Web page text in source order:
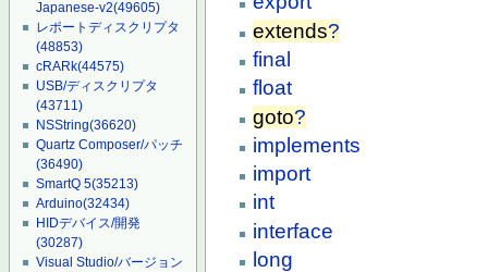
Japanese-v2(49605)
レポートディスクリプタ
(48853)
cRARk(44575)
USB/ディスクリプタ
(43711)
NSString(36620)
Quartz Composer/パッチ
(36490)
SmartQ 5(35213)
Arduino(32434)
HIDデバイス/開発
(30287)
Visual Studio/バージョン
extends?
final
float
goto?
implements
import
int
interface
long